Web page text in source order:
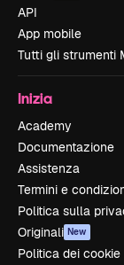
API
App mobile
Tutti gli strumenti
Inizia
Academy
Documentazione
Assistenza
Termini e
Politica sulla
Originali New
Politica dei cookie